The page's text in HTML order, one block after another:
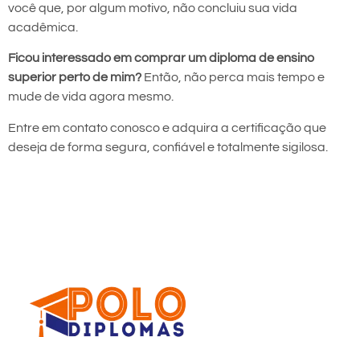
você que, por algum motivo, não concluiu sua vida
acadêmica.
Ficou interessado em comprar um diploma de ensino
superior perto de mim? Então, não perca mais tempo e
mude de vida agora mesmo.
Entre em contato conosco e adquira a certificação que
deseja de forma segura, confiável e totalmente sigilosa.